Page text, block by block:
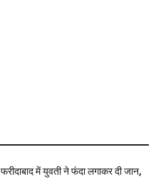
फरीदाबाद में युवती ने फंदा लगाकर दी जान,